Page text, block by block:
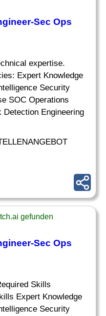
Sec Ops
expertise.
Expert Knowledge
Security
SOC Operations
Detection Engineering
gefunden
Sec Ops
Skills
Expert Knowledge
Security